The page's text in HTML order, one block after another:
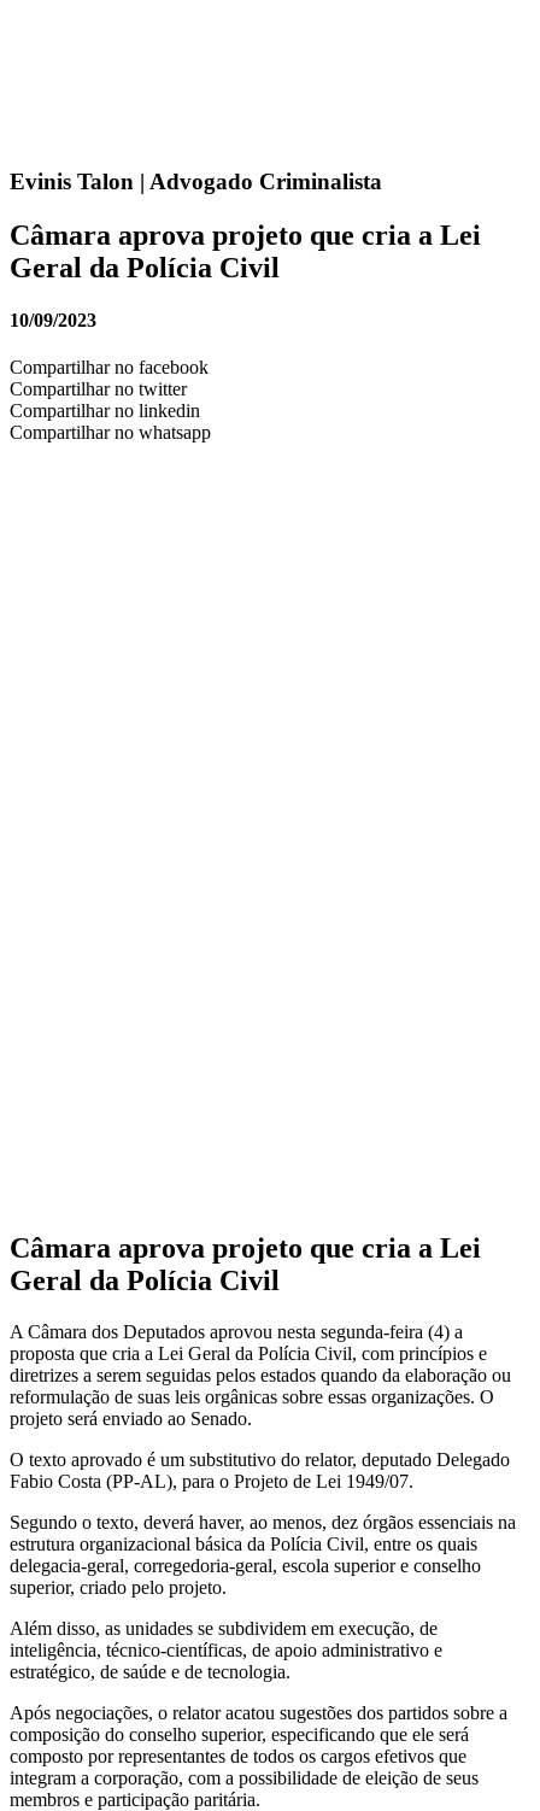
Evinis Talon | Advogado Criminalista
Câmara aprova projeto que cria a Lei
Geral da Polícia Civil
10/09/2023
Compartilhar no facebook
Compartilhar no twitter
Compartilhar no linkedin
Compartilhar no whatsapp
Câmara aprova projeto que cria a Lei
Geral da Polícia Civil
A Câmara dos Deputados aprovou nesta segunda-feira (4) a
proposta que cria a Lei Geral da Polícia Civil, com princípios e
diretrizes a serem seguidas pelos estados quando da elaboração ou
reformulação de suas leis orgânicas sobre essas organizações. O
projeto será enviado ao Senado.
O texto aprovado é um substitutivo do relator, deputado Delegado
Fabio Costa (PP-AL), para o Projeto de Lei 1949/07.
Segundo o texto, deverá haver, ao menos, dez órgãos essenciais na
estrutura organizacional básica da Polícia Civil, entre os quais
delegacia-geral, corregedoria-geral, escola superior e conselho
superior, criado pelo projeto.
Além disso, as unidades se subdividem em execução, de
inteligência, técnico-científicas, de apoio administrativo e
estratégico, de saúde e de tecnologia.
Após negociações, o relator acatou sugestões dos partidos sobre a
composição do conselho superior, especificando que ele será
composto por representantes de todos os cargos efetivos que
integram a corporação, com a possibilidade de eleição de seus
membros e participação paritária.